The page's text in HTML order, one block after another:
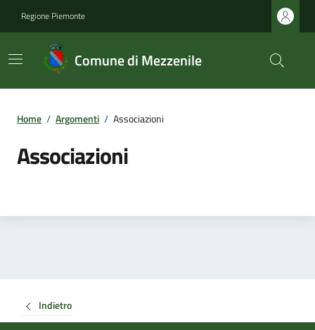
Regione Piemonte
Comune di Mezzenile
Home / Argomenti / Associazioni
Associazioni
Indietro